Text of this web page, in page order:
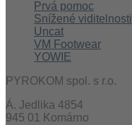
Prvá pomoc
Snížené viditelnosti
Uncat
VM Footwear
YOWIE
PYROKOM spol. s r.o.
Á. Jedlika 4854
945 01 Komárno